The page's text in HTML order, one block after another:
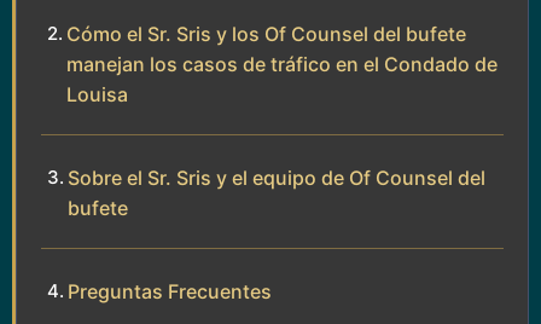
Cómo el Sr. Sris y los Of Counsel del bufete
manejan los casos de tráfico en el Condado de
Louisa
Sobre el Sr. Sris y el equipo de Of Counsel del
bufete
Preguntas Frecuentes